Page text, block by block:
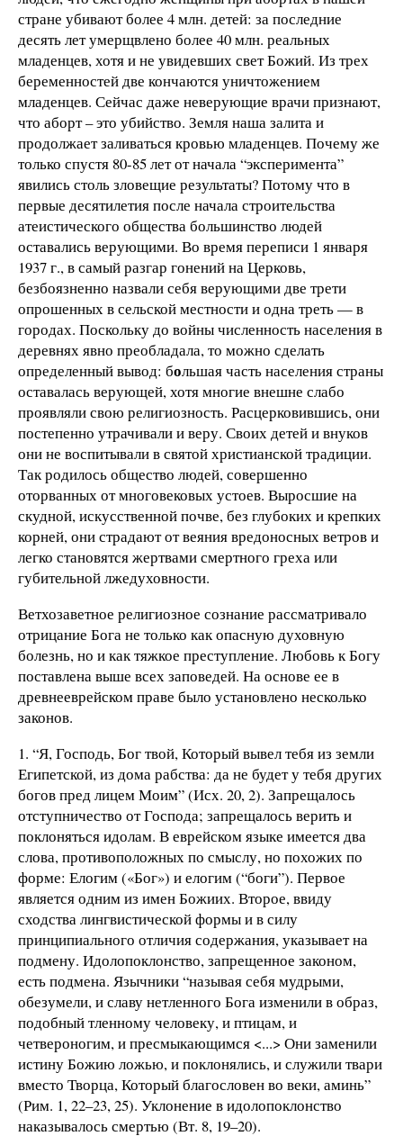
стране убивают более 4 млн. детей: за последние
десять лет умерщвлено более 40 млн. реальных
младенцев, хотя и не увидевших свет Божий. Из трех
беременностей две кончаются уничтожением
младенцев. Сейчас даже неверующие врачи признают,
что аборт – это убийство. Земля наша залита и
продолжает заливаться кровью младенцев. Почему же
только спустя 80-85 лет от начала “эксперимента”
явились столь зловещие результаты? Потому что в
первые десятилетия после начала строительства
атеистического общества большинство людей
оставались верующими. Во время переписи 1 января
1937 г., в самый разгар гонений на Церковь,
безбоязненно назвали себя верующими две трети
опрошенных в сельской местности и одна треть — в
городах. Поскольку до войны численность населения в
деревнях явно преобладала, то можно сделать
определенный вывод: большая часть населения страны
оставалась верующей, хотя многие внешне слабо
проявляли свою религиозность. Расцерковившись, они
постепенно утрачивали и веру. Своих детей и внуков
они не воспитывали в святой христианской традиции.
Так родилось общество людей, совершенно
оторванных от многовековых устоев. Выросшие на
скудной, искусственной почве, без глубоких и крепких
корней, они страдают от веяния вредоносных ветров и
легко становятся жертвами смертного греха или
губительной лжедуховности.
Ветхозаветное религиозное сознание рассматривало
отрицание Бога не только как опасную духовную
болезнь, но и как тяжкое преступление. Любовь к Богу
поставлена выше всех заповедей. На основе ее в
древнееврейском праве было установлено несколько
законов.
1. “Я, Господь, Бог твой, Который вывел тебя из земли
Египетской, из дома рабства: да не будет у тебя других
богов пред лицем Моим” (Исх. 20, 2). Запрещалось
отступничество от Господа; запрещалось верить и
поклоняться идолам. В еврейском языке имеется два
слова, противоположных по смыслу, но похожих по
форме: Елогим («Бог») и елогим (“боги”). Первое
является одним из имен Божиих. Второе, ввиду
сходства лингвистической формы и в силу
принципиального отличия содержания, указывает на
подмену. Идолопоклонство, запрещенное законом,
есть подмена. Язычники “называя себя мудрыми,
обезумели, и славу нетленного Бога изменили в образ,
подобный тленному человеку, и птицам, и
четвероногим, и пресмыкающимся <...> Они заменили
истину Божию ложью, и поклонялись, и служили твари
вместо Творца, Который благословен во веки, аминь”
(Рим. 1, 22–23, 25). Уклонение в идолопоклонство
наказывалось смертью (Вт. 8, 19–20).